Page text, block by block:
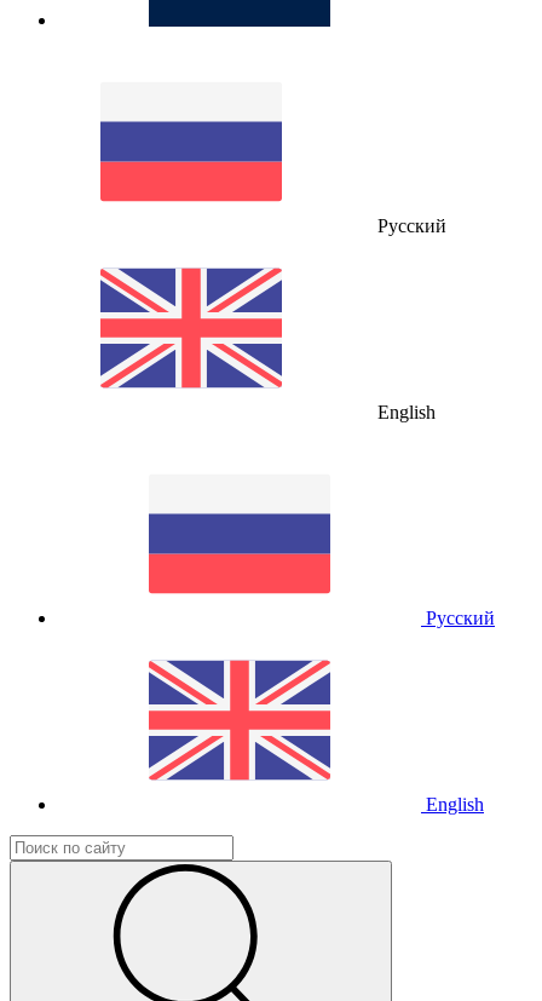
Русский
English
Русский
English